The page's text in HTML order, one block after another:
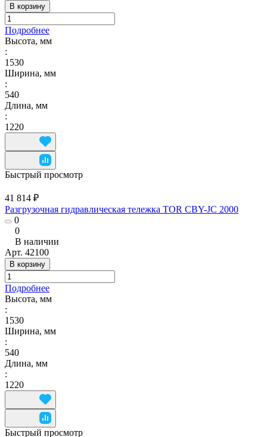
В корзину
Подробнее
Высота, мм
:
1530
Ширина, мм
:
540
Длина, мм
:
1220
Быстрый просмотр
41 814 ₽
Разгрузочная гидравлическая тележка TOR CBY-JC 2000
0
0
В наличии
Арт. 42100
В корзину
Подробнее
Высота, мм
:
1530
Ширина, мм
:
540
Длина, мм
:
1220
Быстрый просмотр